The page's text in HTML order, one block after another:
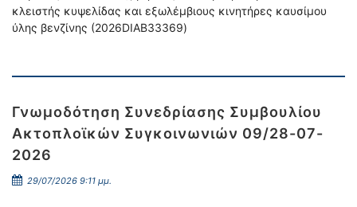
κλειστής κυψελίδας και εξωλέμβιους κινητήρες καυσίμου
ύλης βενζίνης (2026DIAB33369)
Γνωμοδότηση Συνεδρίασης Συμβουλίου
Ακτοπλοϊκών Συγκοινωνιών 09/28-07-
2026
29/07/2026 9:11 μμ.